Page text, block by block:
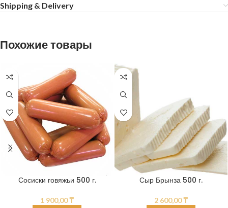
Shipping & Delivery
Похожие товары
Сосиски говяжьи 500 г.
1 900,00₸
Сыр Брынза 500 г.
2 600,00₸